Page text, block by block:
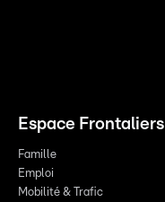
Espace Frontaliers
Famille
Emploi
Mobilité & Trafic